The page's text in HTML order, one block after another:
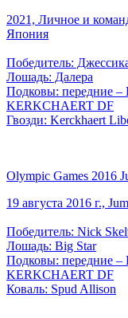
2021, Личное и
Япония
Победитель:
Лошадь: Далера
Подковы: передние
KERKCHAERT DF
Гвозди: Kerckhaert
Olympic Games 2016
19 августа 2016 г.,
Победитель: Nick
Лошадь: Big Star
Подковы: передние
KERKCHAERT DF
Коваль: Spud Allison